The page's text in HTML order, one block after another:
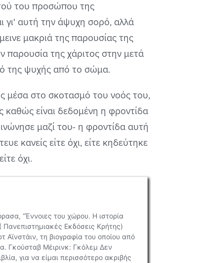
του προσώπου της
γι' αυτή την άψυχη σορό, αλλά
μακριά της παρουσίας της
παρουσία της χάριτος στην μετά
της ψυχής από το σώμα.
μέσα στο σκοτασμό του νοός του,
καθώς είναι δεδομένη η φροντίδα
μαζί του- η φροντίδα αυτή
κανείς είτε όχι, είτε κηδεύτηκε
όχι.